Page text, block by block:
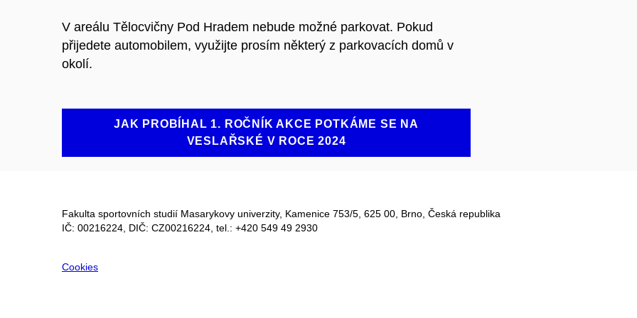
V areálu Tělocvičny Pod Hradem nebude možné parkovat. Pokud
přijedete automobilem, využijte prosím některý z parkovacích domů v
okolí.
JAK PROBÍHAL 1. ROČNÍK AKCE POTKÁME SE NA
VESLAŘSKÉ V ROCE 2024
Fakulta sportovních studií Masarykovy univerzity, Kamenice 753/5​, 625 00, Brno, Česká republika
IČ: 00216224, DIČ: CZ00216224, tel.: +420 549 49 2930
Cookies